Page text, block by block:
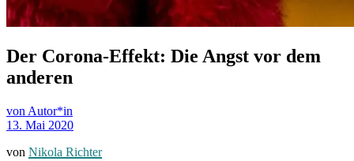
Der Corona-Effekt: Die Angst vor dem
anderen
von Autor*in
13. Mai 2020
von Nikola Richter